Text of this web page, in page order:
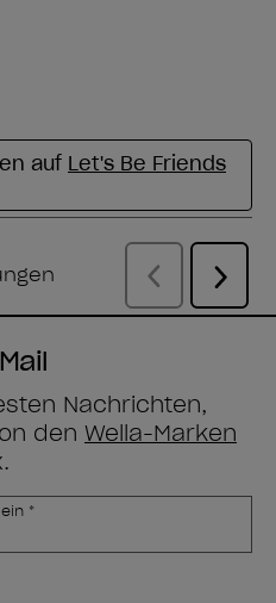
Nachrichten,
den Wella-Marken
*